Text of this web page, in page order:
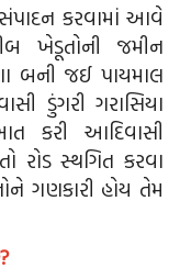
કરવામાં આવે
ખેડૂતોની જમીન
બની જઈ પાયમાલ
ડુંગરી ગરાસિયા
કરી આદિવાસી
રોડ સ્થગિત કરવા
ગણકારી હોય તેમ